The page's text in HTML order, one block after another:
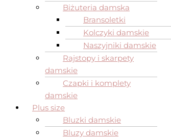
Biżuteria damska
Bransoletki
Kolczyki damskie
Naszyjniki damskie
Rajstopy i skarpety
damskie
Czapki i komplety
damskie
Plus size
Bluzki damskie
Bluzy damskie